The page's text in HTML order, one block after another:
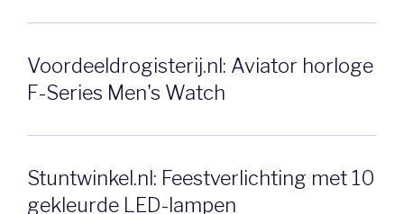
Voordeeldrogisterij.nl: Aviator horloge
F-Series Men's Watch
Stuntwinkel.nl: Feestverlichting met 10
gekleurde LED-lampen